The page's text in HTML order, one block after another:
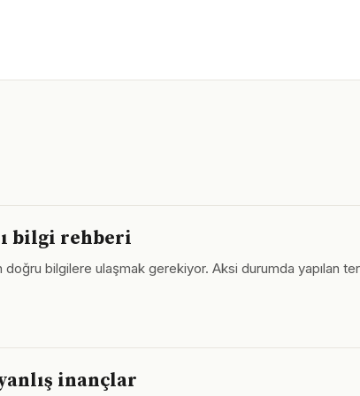
bilgi rehberi
bilgilere ulaşmak gerekiyor. Aksi durumda yapılan
inançlar